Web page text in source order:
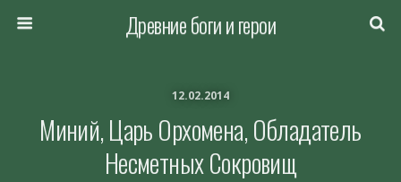
Древние боги и герои
12.02.2014
Миний, Царь Орхомена, Обладатель
Несметных Сокровищ